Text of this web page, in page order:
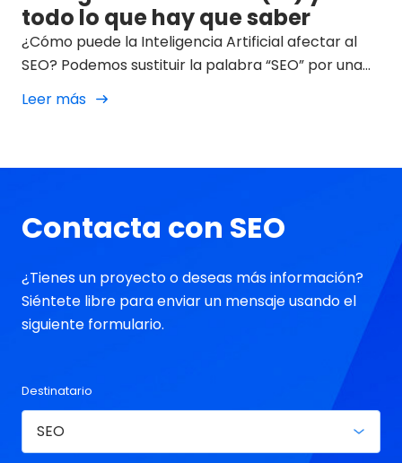
todo lo que hay que saber
¿Cómo puede la Inteligencia Artificial afectar al
SEO? Podemos sustituir la palabra “SEO” por una
amplia variedad de especialidades dentro del
Leer más
Contacta con SEO
¿Tienes un proyecto o deseas más información?
Siéntete libre para enviar un mensaje usando el
siguiente formulario.
Destinatario